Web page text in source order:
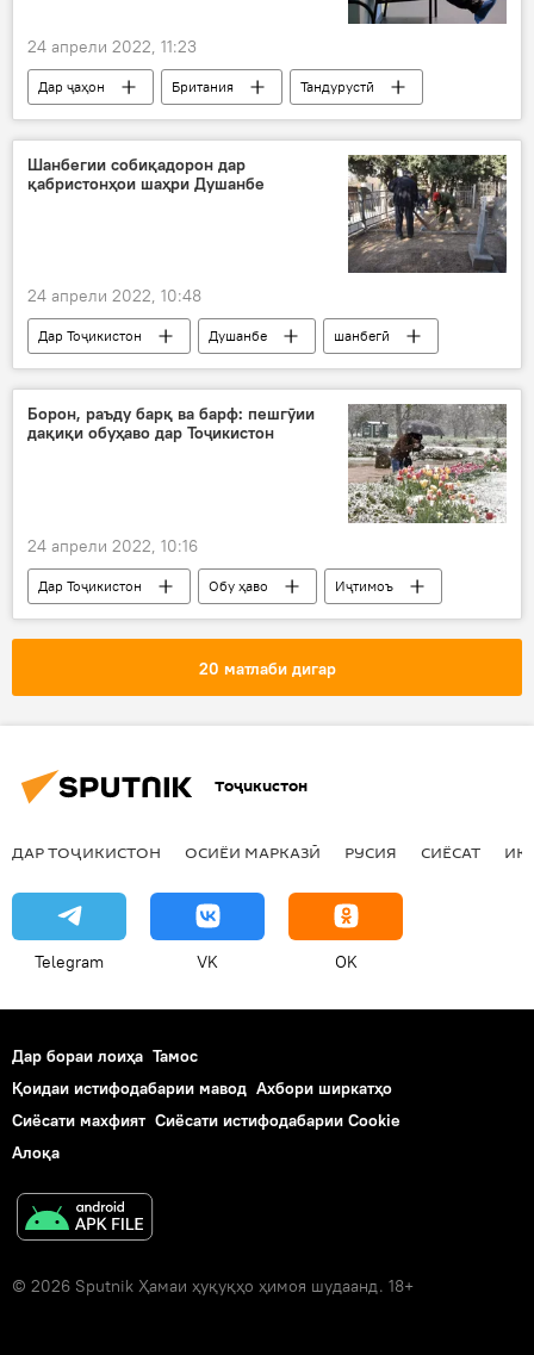
24 апрели 2022, 11:23
Дар ҷаҳон Британия Тандурустӣ
Шанбегии собиқадорон дар
қабристонҳои шаҳри Душанбе
24 апрели 2022, 10:48
Дар Тоҷикистон Душанбе
шанбегӣ
Иҷтимоъ
Борон, раъду барқ ва барф: пешгӯии
дақиқи обуҳаво дар Тоҷикистон
24 апрели 2022, 10:16
Дар Тоҷикистон Обу ҳаво Иҷтимоъ
20 матлаби дигар
Тоҷикистон
ДАР ТОҶИКИСТОН ОСИЁИ МАРКАЗӢ РУСИЯ СИЁСАТ
Telegram VK OK
Дар бораи лоиҳа Тамос
Қоидаи истифодабарии мавод Ахбори ширкатҳо
Сиёсати махфият Сиёсати истифодабарии Cookie
Алоқа
© 2026 Sputnik Ҳамаи ҳуқуқҳо ҳимоя шудаанд. 18+